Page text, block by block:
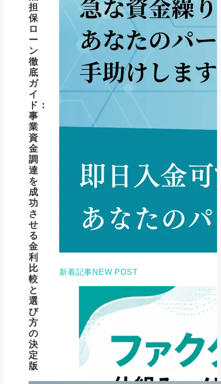
担
保
ロ
ー
ン
徹
底
ガ
イ
ド：
事
業
資
金
調
達
を
成
功
さ
せ
る
金
利
比
較
と
選
び
方
の
決
定
版
新着記事NEW POST